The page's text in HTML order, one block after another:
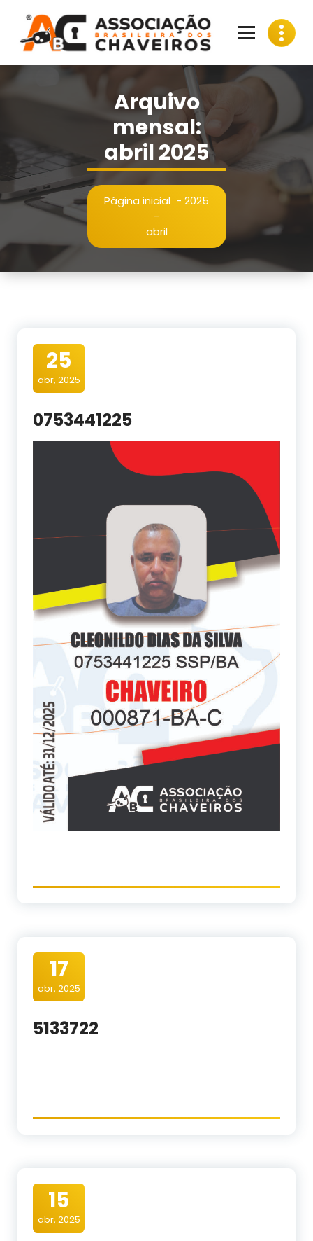
conteúdo
Arquivo
mensal:
abril 2025
Página inicial - 2025
-
abril
25
abr, 2025
0753441225
17
abr, 2025
5133722
15
abr, 2025